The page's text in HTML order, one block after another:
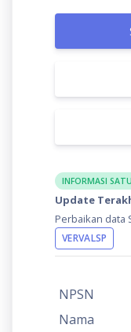
INFORMASI
Update
Perbaikan data
VERVALSP
NPSN
Nama